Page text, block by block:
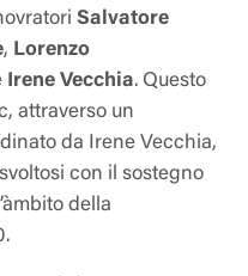
Salvatore
, Lorenzo
Irene Vecchia. Questo
, attraverso un
da Irene Vecchia,
con il sostegno
della
.